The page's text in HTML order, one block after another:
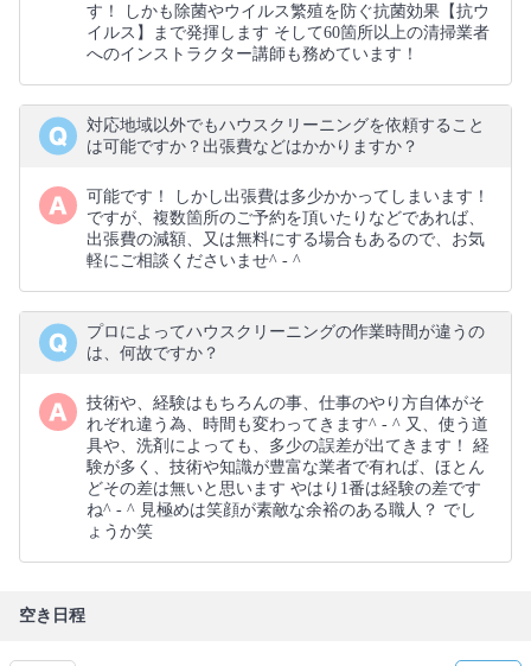
す！ しかも除菌やウイルス繁殖を防ぐ抗菌効果【抗ウ
イルス】まで発揮します そして60箇所以上の清掃業者
へのインストラクター講師も務めています！
対応地域以外でもハウスクリーニングを依頼すること
は可能ですか？出張費などはかかりますか？
可能です！ しかし出張費は多少かかってしまいます！
ですが、複数箇所のご予約を頂いたりなどであれば、
出張費の減額、又は無料にする場合もあるので、お気
軽にご相談くださいませ^ - ^
プロによってハウスクリーニングの作業時間が違うの
は、何故ですか？
技術や、経験はもちろんの事、仕事のやり方自体がそ
れぞれ違う為、時間も変わってきます^ - ^ 又、使う道
具や、洗剤によっても、多少の誤差が出てきます！ 経
験が多く、技術や知識が豊富な業者で有れば、ほとん
どその差は無いと思います やはり1番は経験の差です
ね^ - ^ 見極めは笑顔が素敵な余裕のある職人？ でし
ょうか笑
空き日程